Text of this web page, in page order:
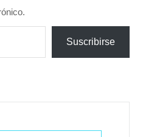
Suscribirse